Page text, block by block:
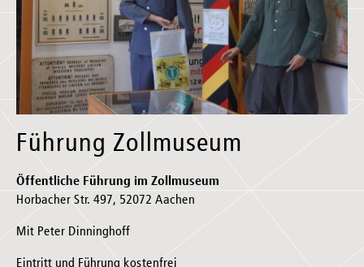
Führung Zollmuseum
Öffentliche Führung im Zollmuseum
Horbacher Str. 497, 52072 Aachen
Mit Peter Dinninghoff
Eintritt und Führung kostenfrei